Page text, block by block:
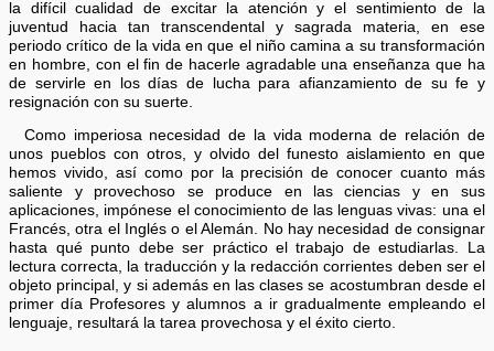
la difícil cualidad de excitar la atención y el sentimiento de la
juventud hacia tan transcendental y sagrada materia, en ese
periodo crítico de la vida en que el niño camina a su transformación
en hombre, con el fin de hacerle agradable una enseñanza que ha
de servirle en los días de lucha para afianzamiento de su fe y
resignación con su suerte.
Como imperiosa necesidad de la vida moderna de relación de
unos pueblos con otros, y olvido del funesto aislamiento en que
hemos vivido, así como por la precisión de conocer cuanto más
saliente y provechoso se produce en las ciencias y en sus
aplicaciones, impónese el conocimiento de las lenguas vivas: una el
Francés, otra el Inglés o el Alemán. No hay necesidad de consignar
hasta qué punto debe ser práctico el trabajo de estudiarlas. La
lectura correcta, la traducción y la redacción corrientes deben ser el
objeto principal, y si además en las clases se acostumbran desde el
primer día Profesores y alumnos a ir gradualmente empleando el
lenguaje, resultará la tarea provechosa y el éxito cierto.